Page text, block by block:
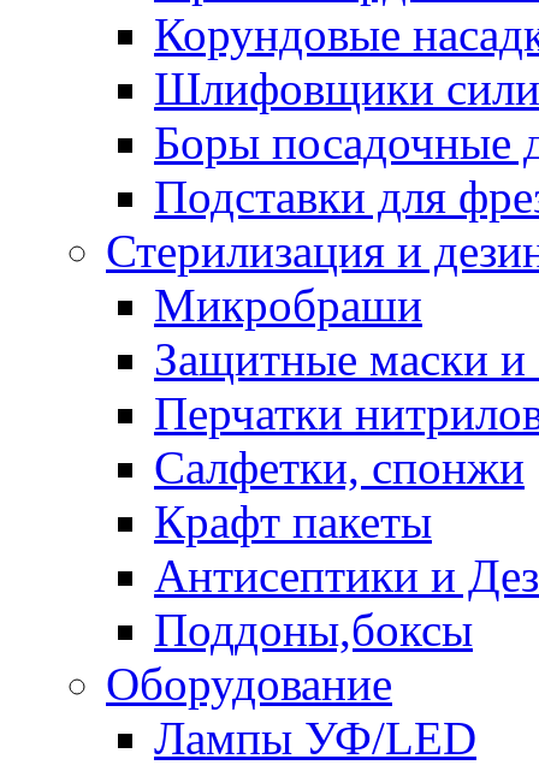
Корундовые
Шлифовщики
Боры посадочные
Подставки для
Стерилизация и
Микробраши
Защитные маски и
Перчатки
Салфетки, спонжи
Крафт пакеты
Антисептики и
Поддоны,боксы
Оборудование
Лампы УФ/LED